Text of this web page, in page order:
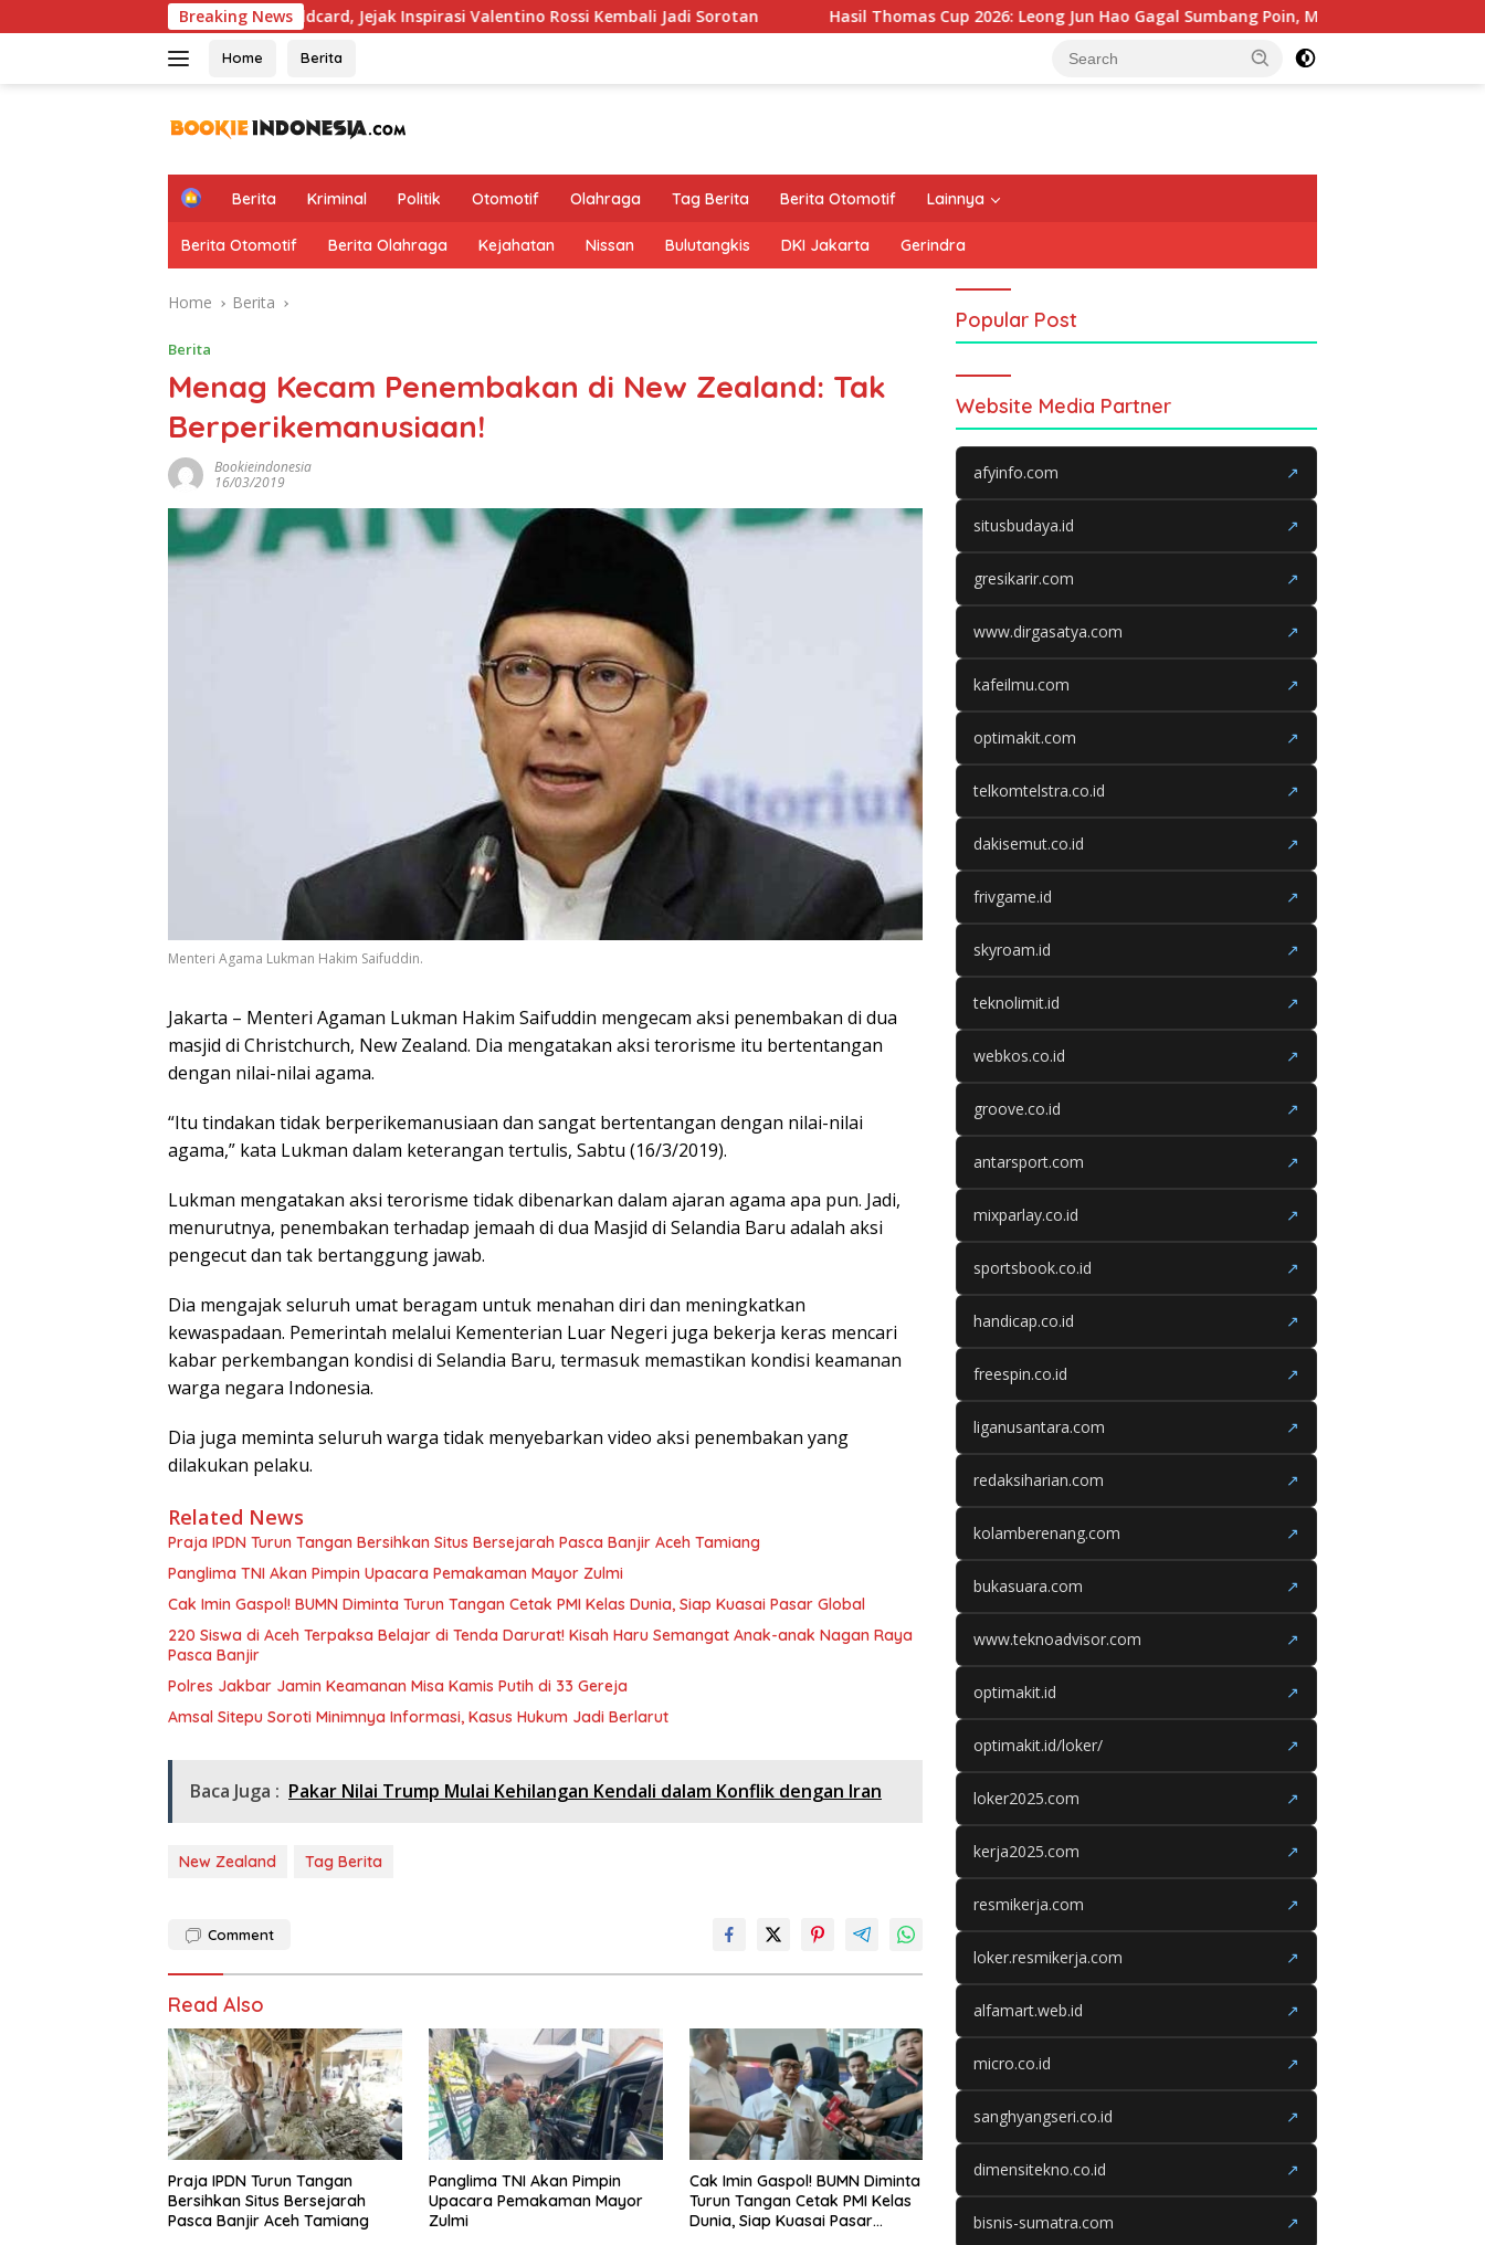
to
Breaking News
Hapus Aturan Wildcard, Jejak Inspirasi Valentino Rossi Kembali Jadi Sorotan Hasil Thomas Cup 2026: Leong Jun Hao Gagal Sumbang Poin, Malaysia Tertinggal dari China
Home Berita
H
m
e
Berita Kriminal Politik Otomotif Olahraga Tag Berita Berita Otomotif Lainnya
Berita Otomotif Berita Olahraga Kejahatan Nissan Bulutangkis DKI Jakarta Gerindra
Home Berita
Berita
Menag Kecam Penembakan di New Zealand: Tak
Berperikemanusiaan!
Bookieindonesia
16/03/2019
Menteri Agama Lukman Hakim Saifuddin.
Jakarta – Menteri Agaman Lukman Hakim Saifuddin mengecam aksi penembakan di dua
masjid di Christchurch, New Zealand. Dia mengatakan aksi terorisme itu bertentangan
dengan nilai-nilai agama.
“Itu tindakan tidak berperikemanusiaan dan sangat bertentangan dengan nilai-nilai
agama,” kata Lukman dalam keterangan tertulis, Sabtu (16/3/2019).
Lukman mengatakan aksi terorisme tidak dibenarkan dalam ajaran agama apa pun. Jadi,
menurutnya, penembakan terhadap jemaah di dua Masjid di Selandia Baru adalah aksi
pengecut dan tak bertanggung jawab.
Dia mengajak seluruh umat beragam untuk menahan diri dan meningkatkan
kewaspadaan. Pemerintah melalui Kementerian Luar Negeri juga bekerja keras mencari
kabar perkembangan kondisi di Selandia Baru, termasuk memastikan kondisi keamanan
warga negara Indonesia.
Dia juga meminta seluruh warga tidak menyebarkan video aksi penembakan yang
dilakukan pelaku.
Related News
Praja IPDN Turun Tangan Bersihkan Situs Bersejarah Pasca Banjir Aceh Tamiang
Panglima TNI Akan Pimpin Upacara Pemakaman Mayor Zulmi
Cak Imin Gaspol! BUMN Diminta Turun Tangan Cetak PMI Kelas Dunia, Siap Kuasai Pasar Global
220 Siswa di Aceh Terpaksa Belajar di Tenda Darurat! Kisah Haru Semangat Anak-anak Nagan Raya
Pasca Banjir
Polres Jakbar Jamin Keamanan Misa Kamis Putih di 33 Gereja
Amsal Sitepu Soroti Minimnya Informasi, Kasus Hukum Jadi Berlarut
Baca Juga : Pakar Nilai Trump Mulai Kehilangan Kendali dalam Konflik dengan Iran
New Zealand Tag Berita
Comment
Read Also
Praja IPDN Turun Tangan
Bersihkan Situs Bersejarah
Pasca Banjir Aceh Tamiang
Panglima TNI Akan Pimpin
Upacara Pemakaman Mayor
Zulmi
Cak Imin Gaspol! BUMN Diminta
Turun Tangan Cetak PMI Kelas
Dunia, Siap Kuasai Pasar
Popular Post
Website Media Partner
afyinfo.com ↗
situsbudaya.id ↗
gresikarir.com ↗
www.dirgasatya.com ↗
kafeilmu.com ↗
optimakit.com ↗
telkomtelstra.co.id ↗
dakisemut.co.id ↗
frivgame.id ↗
skyroam.id ↗
teknolimit.id ↗
webkos.co.id ↗
groove.co.id ↗
antarsport.com ↗
mixparlay.co.id ↗
sportsbook.co.id ↗
handicap.co.id ↗
freespin.co.id ↗
liganusantara.com ↗
redaksiharian.com ↗
kolamberenang.com ↗
bukasuara.com ↗
www.teknoadvisor.com ↗
optimakit.id ↗
optimakit.id/loker/ ↗
loker2025.com ↗
kerja2025.com ↗
resmikerja.com ↗
loker.resmikerja.com ↗
alfamart.web.id ↗
micro.co.id ↗
sanghyangseri.co.id ↗
dimensitekno.co.id ↗
bisnis-sumatra.com ↗